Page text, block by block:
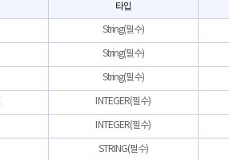
타입
String(필수)
String(필수)
String(필수)
INTEGER(필수)
INTEGER(필수)
STRING(필수)